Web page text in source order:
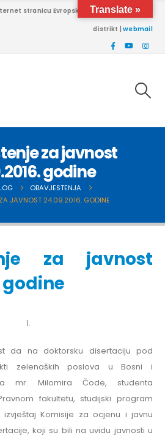
stranicu Evropskog univerziteta Brčko
distrikt |webmail
za javnost
godine
OBAVJESTENJA
JAVNOST 24.09.2016. GODINE
za javnost
godine
1.
da na doktorsku disertaciju pod
zelenaških poslova u Bosni i
mr. Milomira Čode, studenta
fakultetu, studijski program
Komisije za ocjenu i javnu
koji su bili na uvidu javnosti u
Translate »